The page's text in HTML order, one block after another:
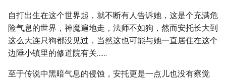
自打出生在这个世界起，就不断有人告诉她，这是个充满危
险气息的世界，神魔遍地走，法师不如狗，然而安托长大到
这么大连只狗都没见过，当然这也可能与她一直居住在这个
边陲小镇里的修道院有关……
至于传说中黑暗气息的侵蚀，安托更是一点儿也没有察觉